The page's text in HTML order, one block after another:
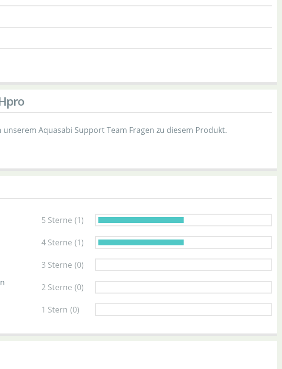
Aquasabi Support Team Fragen zu diesem Produkt.
5 Sterne (1)
4 Sterne (1)
3 Sterne (0)
2 Sterne (0)
1 Stern (0)